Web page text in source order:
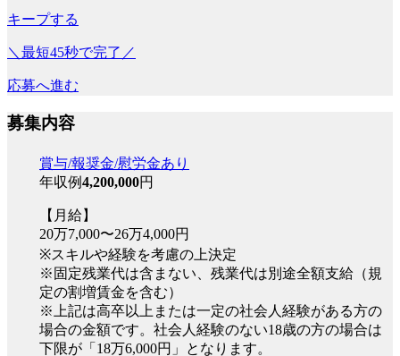
キープする
＼最短45秒で完了／
応募へ進む
募集内容
賞与/報奨金/慰労金あり
年収例4,200,000円
【月給】
20万7,000〜26万4,000円
※スキルや経験を考慮の上決定
※固定残業代は含まない、残業代は別途全額支給（規
定の割増賃金を含む）
※上記は高卒以上または一定の社会人経験がある方の
場合の金額です。社会人経験のない18歳の方の場合は
下限が「18万6,000円」となります。